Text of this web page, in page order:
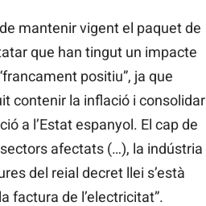
mantenir vigent el paquet de
que han tingut un impacte
positiu”, ja que
contenir la inflació i consolidar
a l’Estat espanyol. El cap de
afectats (…), la indústria
del reial decret llei s’està
factura de l’electricitat”.